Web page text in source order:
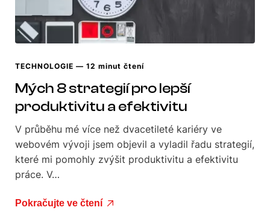
TECHNOLOGIE — 12 minut čtení
Mých 8 strategií pro lepší
produktivitu a efektivitu
V průběhu mé více než dvacetileté kariéry ve
webovém vývoji jsem objevil a vyladil řadu strategií,
které mi pomohly zvýšit produktivitu a efektivitu
práce. V…
Pokračujte ve čtení